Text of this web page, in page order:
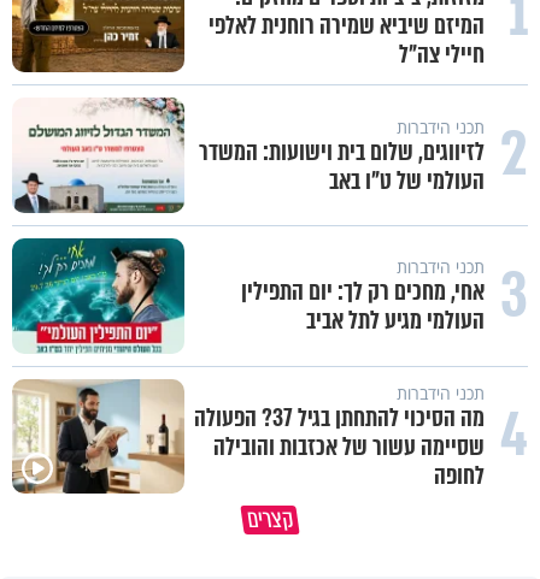
המיזם שיביא שמירה רוחנית לאלפי
חיילי צה"ל
2 תכני הידברות
לזיווגים, שלום בית וישועות: המשדר
העולמי של ט"ו באב
3 תכני הידברות
אחי, מחכים רק לך: יום התפילין
העולמי מגיע לתל אביב
4 תכני הידברות
מה הסיכוי להתחתן בגיל 37? הפעולה
שסיימה עשור של אכזבות והובילה
לחופה
קצרים